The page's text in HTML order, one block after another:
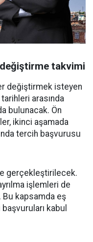
değiştirme takvimi
değiştirmek isteyen
arasında
bulunacak. Ön
ikinci aşamada
tercih başvurusu
gerçekleştirilecek.
işlemleri de
Bu kapsamda eş
kabul